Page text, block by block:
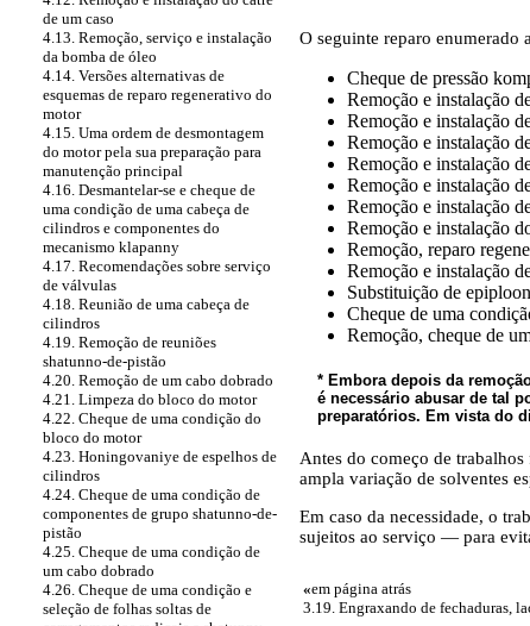
de um caso
4.13. Remoção, serviço e instalação
da bomba de óleo
4.14. Versões alternativas de
esquemas de reparo regenerativo do
motor
4.15. Uma ordem de desmontagem
do motor pela sua preparação para
manutenção principal
4.16. Desmantelar-se e cheque de
uma condição de uma cabeça de
cilindros e componentes do
mecanismo klapanny
4.17. Recomendações sobre serviço
de válvulas
4.18. Reunião de uma cabeça de
cilindros
4.19. Remoção de reuniões
shatunno-de-pistão
4.20. Remoção de um cabo dobrado
4.21. Limpeza do bloco do motor
4.22. Cheque de uma condição do
bloco do motor
4.23. Honingovaniye de espelhos de
cilindros
4.24. Cheque de uma condição de
componentes de grupo shatunno-de-
pistão
4.25. Cheque de uma condição de
um cabo dobrado
4.26. Cheque de uma condição e
seleção de folhas soltas de
O seguinte reparo enumerado
Cheque de pressão
Remoção e instalação
Remoção e instalação
Remoção e instalação
Remoção e instalação
Remoção e instalação
Remoção e instalação
Remoção e instalação
Remoção, reparo
Remoção e instalação
Substituição de
Cheque de uma
Remoção, cheque de
* Embora depois da
é necessário abusar de tal
preparatórios. Em vista do
Antes do começo de
ampla variação de solventes
Em caso da necessidade, o
sujeitos ao serviço — para
«em página atrás
3.19. Engraxando de fechaduras,